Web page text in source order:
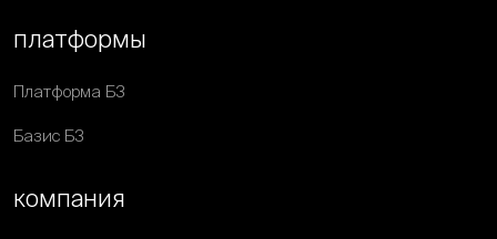
платформы
Платформа Б3
Базис Б3
компания